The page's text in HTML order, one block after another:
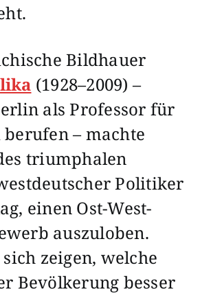
Bildhauer
(1928–2009) –
als Professor für
– machte
triumphalen
Politiker
einen Ost-West-
auszuloben.
zeigen, welche
Bevölkerung besser